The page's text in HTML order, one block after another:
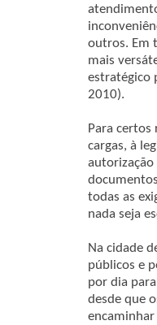
outros. Em
mais
estratégico
2010).
Para
cargas, à
autorização
todas as
nada seja
Na cidade
públicos e
por dia
desde que